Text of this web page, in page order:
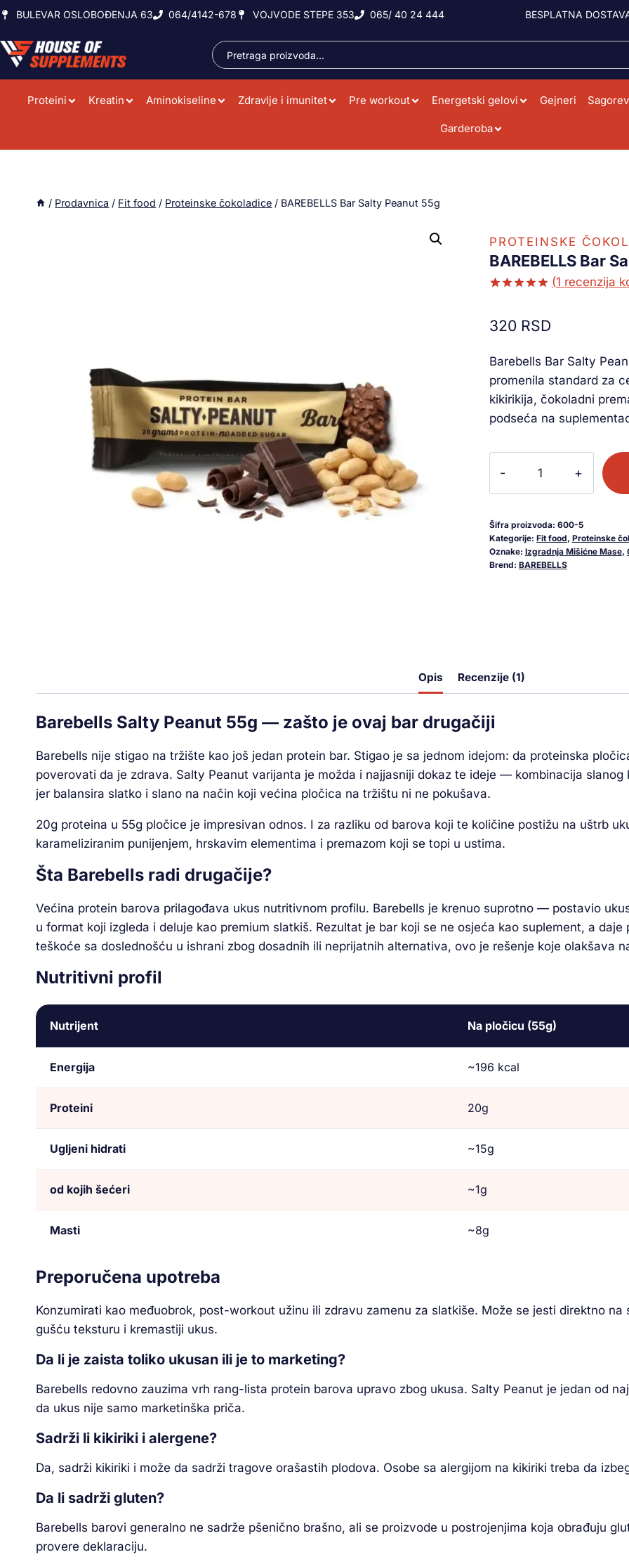
BULEVAR OSLOBOĐENJA 63 064/4142-678 VOJVODE STEPE 353 065/ 40 24 444 BESPLATNA
Proteini Kreatin Aminokiseline Zdravlje i imunitet Pre workout Energetski gelovi Gejneri
Garderoba
/ Prodavnica / Fit food / Proteinske čokoladice / BAREBELLS Bar Salty Peanut 55g
PROTEINSKE
BAREBELLS Bar
na osnovu
ocene
(1 recenzija
320 RSD
Barebells Bar Salty
promenila standard za
kikirikija, čokoladni
podseća na
Šifra proizvoda: 600-5
Kategorije: Fit food, Proteinske
Oznake: Izgradnja Mišićne Mase,
Brend: BAREBELLS
Opis Recenzije (1)
Barebells Salty Peanut 55g — zašto je ovaj bar drugačiji
Barebells nije stigao na tržište kao još jedan protein bar. Stigao je sa jednom idejom: da proteinska
poverovati da je zdrava. Salty Peanut varijanta je možda i najjasniji dokaz te ideje — kombinacija
jer balansira slatko i slano na način koji većina pločica na tržištu ni ne pokušava.
20g proteina u 55g pločice je impresivan odnos. I za razliku od barova koji te količine postižu na uštrb
karameliziranim punijenjem, hrskavim elementima i premazom koji se topi u ustima.
Šta Barebells radi drugačije?
Većina protein barova prilagođava ukus nutritivnom profilu. Barebells je krenuo suprotno — postavio
u format koji izgleda i deluje kao premium slatkiš. Rezultat je bar koji se ne osjeća kao suplement, a
teškoće sa doslednošću u ishrani zbog dosadnih ili neprijatnih alternativa, ovo je rešenje koje olakšava
Nutritivni profil
Nutrijent Na pločicu (55g)
Energija ~196 kcal
Proteini 20g
Ugljeni hidrati ~15g
od kojih šećeri ~1g
Masti ~8g
Preporučena upotreba
Konzumirati kao međuobrok, post-workout užinu ili zdravu zamenu za slatkiše. Može se jesti direktno
gušću teksturu i kremastiji ukus.
Da li je zaista toliko ukusan ili je to marketing?
Barebells redovno zauzima vrh rang-lista protein barova upravo zbog ukusa. Salty Peanut je jedan od
da ukus nije samo marketinška priča.
Sadrži li kikiriki i alergene?
Da, sadrži kikiriki i može da sadrži tragove orašastih plodova. Osobe sa alergijom na kikiriki treba da
Da li sadrži gluten?
Barebells barovi generalno ne sadrže pšenično brašno, ali se proizvode u postrojenjima koja obrađuju
provere deklaraciju.